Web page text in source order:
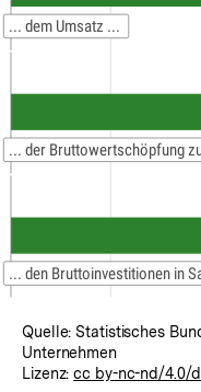
Quelle: Statistisches
Unternehmen
Lizenz:cc by-nc-nd/4.0/